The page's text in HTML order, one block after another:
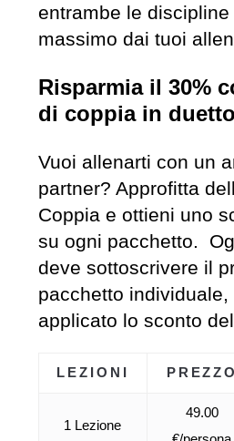
entrambe le
massimo dai tuoi
Risparmia il 30%
di coppia in
Vuoi allenarti con un
partner? Approfitta
Coppia e ottieni uno
su ogni pacchetto.
deve sottoscrivere il
pacchetto
applicato lo sconto
LEZIONI PREZZO
1 Lezione
49.00